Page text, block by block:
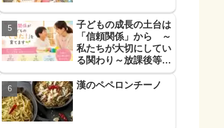
子どもの成長の土台は
「信頼関係」から ～
私たちが大切にしてい
る関わり～放課後等デ
イサービス
漢のペペロンチーノ